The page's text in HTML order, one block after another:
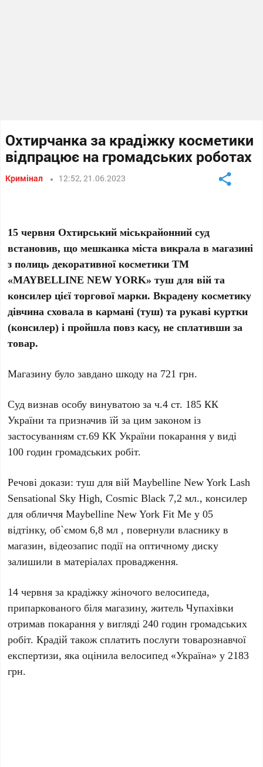
Охтирчанка за крадіжку косметики
відпрацює на громадських роботах
Кримінал 12:52, 21.06.2023
15 червня Охтирський міськрайонний суд
встановив, що мешканка міста викрала в магазині
з полиць декоративної косметики TM
«MAYBELLINE NEW YORK» туш для вій та
консилер цієї торгової марки. Вкрадену косметику
дівчина сховала в кармані (туш) та рукаві куртки
(консилер) і пройшла повз касу, не сплативши за
товар.
Магазину було завдано шкоду на 721 грн.
Суд визнав особу винуватою за ч.4 ст. 185 КК
України та призначив їй за цим законом із
застосуванням ст.69 КК України покарання у виді
100 годин громадських робіт.
Речові докази: туш для вій Maybelline New York Lash
Sensational Sky High, Cosmic Black 7,2 мл., консилер
для обличчя Maybelline New York Fit Me у 05
відтінку, об`ємом 6,8 мл , повернули власнику в
магазин, відеозапис події на оптичному диску
залишили в матеріалах провадження.
14 червня за крадіжку жіночого велосипеда,
припаркованого біля магазину, житель Чупахівки
отримав покарання у вигляді 240 годин громадських
робіт. Крадій також сплатить послуги товарознавчої
експертизи, яка оцінила велосипед «Україна» у 2183
грн.